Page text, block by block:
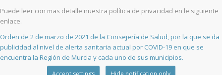
Puede leer con mas detalle nuestra política de privacidad en le siguiente
enlace.
Orden de 2 de marzo de 2021 de la Consejería de Salud, por la que se da
publicidad al nivel de alerta sanitaria actual por COVID-19 en que se
encuentra la Región de Murcia y cada uno de sus municipios.